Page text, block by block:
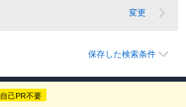
変更
保存した検索条件
自己PR不要